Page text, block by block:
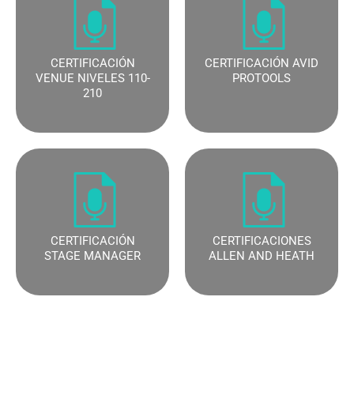
CERTIFICACIÓN
VENUE NIVELES 110-
210
CERTIFICACIÓN AVID
PROTOOLS
CERTIFICACIÓN
STAGE MANAGER
CERTIFICACIONES
ALLEN AND HEATH